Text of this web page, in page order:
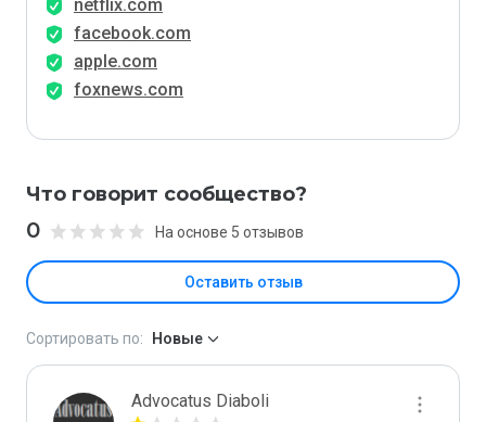
netflix.com
facebook.com
apple.com
foxnews.com
Что говорит сообщество?
0 На основе 5 отзывов
Оставить отзыв
Сортировать по: Новые
Advocatus Diaboli